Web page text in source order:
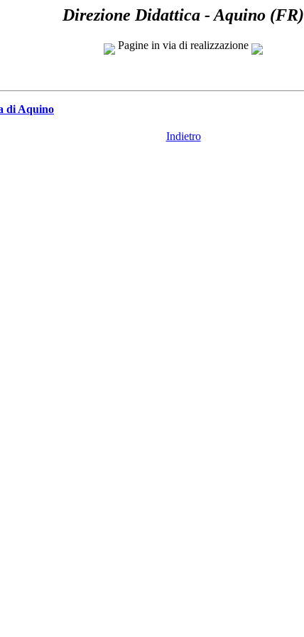
Direzione Didattica - Aquino (FR)
Pagine in via di realizzazione
di Aquino
Indietro